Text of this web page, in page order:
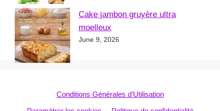
Cake jambon gruyère ultra
moelleux
June 9, 2026
Conditions Générales d’Utilisation